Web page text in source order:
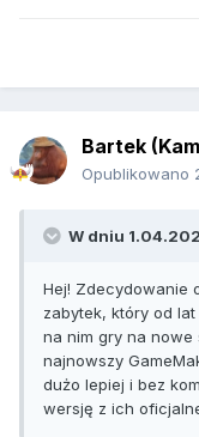
Bartek
Opublikowano
W dniu
Hej! Zdecydowanie
zabytek, który od
na nim gry na nowe
najnowszy
dużo lepiej i bez
wersję z ich